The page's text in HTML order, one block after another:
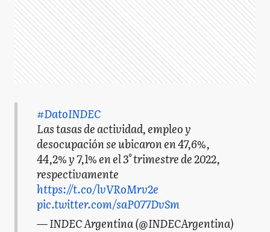
#DatoINDEC
Las tasas de actividad, empleo y
desocupación se ubicaron en 47,6%,
44,2% y 7,1% en el 3° trimestre de 2022,
respectivamente
https://t.co/lvVRoMrv2e
pic.twitter.com/saP077DvSm
— INDEC Argentina (@INDECArgentina)